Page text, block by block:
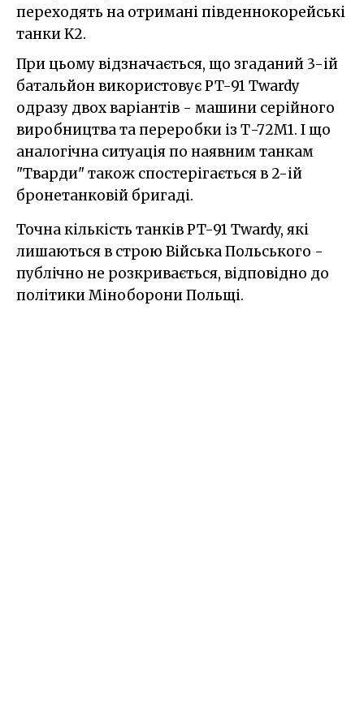
переходять на отримані південнокорейські
танки K2.
При цьому відзначається, що згаданий 3-ій
батальйон використовує PT-91 Twardy
одразу двох варіантів - машини серійного
виробництва та переробки із Т-72М1. І що
аналогічна ситуація по наявним танкам
"Тварди" також спостерігається в 2-ій
бронетанковій бригаді.
Точна кількість танків PT-91 Twardy, які
лишаються в строю Війська Польського -
публічно не розкривається, відповідно до
політики Міноборони Польщі.